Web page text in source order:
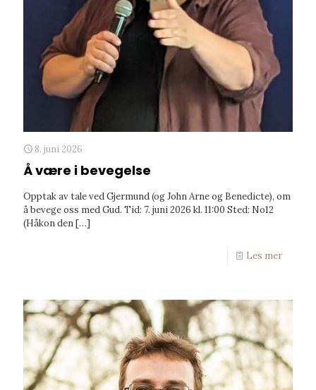
8. juni 2026
Å være i bevegelse
Opptak av tale ved Gjermund (og John Arne og Benedicte), om
å bevege oss med Gud. Tid: 7. juni 2026 kl. 11:00 Sted: No12
(Håkon den […]
Les mer